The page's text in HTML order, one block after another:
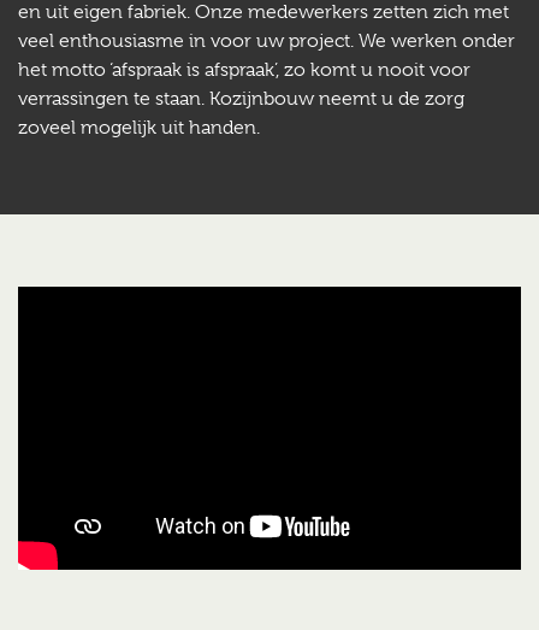
en uit eigen fabriek. Onze medewerkers zetten zich met
veel enthousiasme in voor uw project. We werken onder
het motto ‘afspraak is afspraak’, zo komt u nooit voor
verrassingen te staan. Kozijnbouw neemt u de zorg
zoveel mogelijk uit handen.